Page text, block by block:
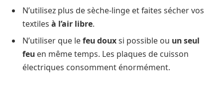
N’utilisez plus de sèche-linge et faites sécher vos
textiles à l’air libre.
N’utiliser que lefeu douxsi possible ou un seul
feu en même temps. Les plaques de cuisson
électriques consomment énormément.